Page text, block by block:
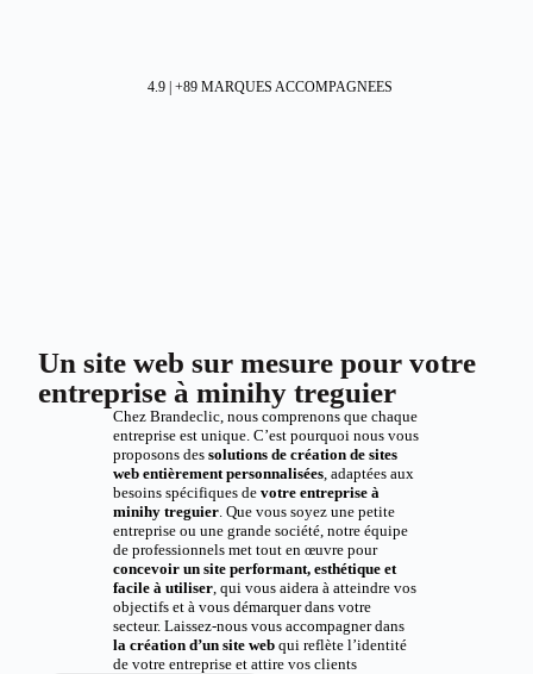
4.9 | +89 MARQUES ACCOMPAGNEES
Un site web sur mesure pour votre
entreprise à minihy treguier
Chez Brandeclic, nous comprenons que chaque
entreprise est unique. C’est pourquoi nous vous
proposons des solutions de création de sites
web entièrement personnalisées, adaptées aux
besoins spécifiques de votre entreprise à
minihy treguier. Que vous soyez une petite
entreprise ou une grande société, notre équipe
de professionnels met tout en œuvre pour
concevoir un site performant, esthétique et
facile à utiliser, qui vous aidera à atteindre vos
objectifs et à vous démarquer dans votre
secteur. Laissez-nous vous accompagner dans
la création d’un site webqui reflète l’identité
de votre entreprise et attire vos clients